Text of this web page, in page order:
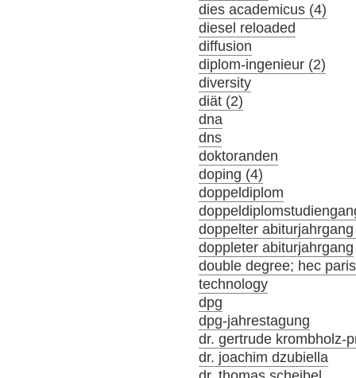
dies academicus (4)
diesel reloaded
diffusion
diplom-ingenieur (2)
diversity
diät (2)
dna
dns
doktoranden
doping (4)
doppeldiplom
doppelter
doppleter abiturjahrgang
double degree; hec
technology
dpg
dpg-jahrestagung
dr. gertrude krombholz-
dr. joachim dzubiella